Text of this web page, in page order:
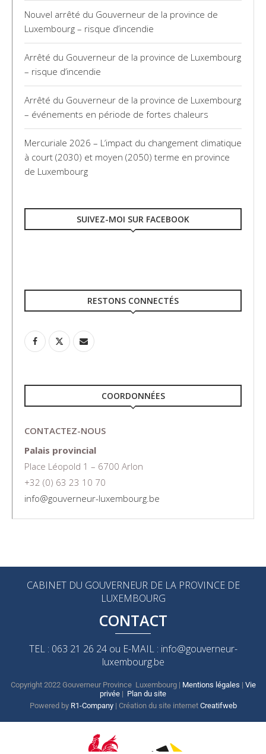
Nouvel arrêté du Gouverneur de la province de
Luxembourg – risque d’incendie
Arrêté du Gouverneur de la province de Luxembourg
– risque d’incendie
Arrêté du Gouverneur de la province de Luxembourg
– événements en période de fortes chaleurs
Mercuriale 2026 – L’impact du changement climatique
à court (2030) et moyen (2050) terme en province
de Luxembourg
SUIVEZ-MOI SUR FACEBOOK
RESTONS CONNECTÉS
COORDONNÉES
CONTACTEZ-NOUS
Palais provincial
Place Léopold 1 – 6700 Arlon
+32 (0) 63 23 10 70
info@gouverneur-luxembourg.be
CABINET DU GOUVERNEUR DE LA PROVINCE DE
LUXEMBOURG
CONTACT
TEL : 063 21 26 24 ou E-MAIL : info@gouverneur-
luxembourg.be
Copyright 2022 Gouverneur Province Luxembourg | Mentions légales | Vie
privée | Plan du site
Powered by R1-Company| Création du site internet Creatifweb